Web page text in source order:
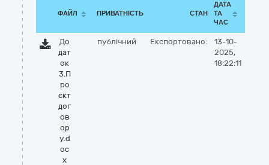
ФАЙЛ ПРИВАТНІСТЬ СТАН
ДАТА
ТА
ЧАС
До
дат
ок
3.П
ро
єкт
дог
ов
ор
у.d
oc
x
публічний Експортовано:
13-10-
2025,
18:22:11